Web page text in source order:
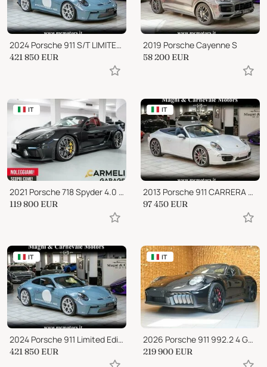
2024 Porsche 911 S/T LIMITED EDITION|HERITAGE DESIGN|LIFT|PCCB|MANU
421 850 EUR
2019 Porsche Cayenne S
58 200 EUR
IT
2021 Porsche 718 Spyder 4.0 “TARGA 718”
119 800 EUR
IT
2013 Porsche 911 CARRERA 4S
97 450 EUR
IT
2024 Porsche 911 Limited Edition
421 850 EUR
IT
2026 Porsche 911 992.2 4 GTS NEW.MOD.541CV SOLLEV.21CHRONO CAM FULL
219 900 EUR